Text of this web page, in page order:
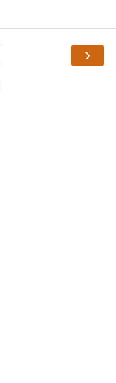
›